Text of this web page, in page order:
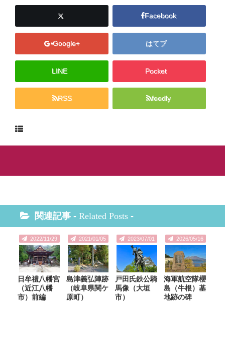
Facebook
Google+ はてブ
LINE Pocket
RSS feedly
関連記事 - Related Posts -
2022/11/29
日牟禮八幡宮
（近江八幡
市）前編
2021/01/05
島津義弘陣跡
（岐阜県関ケ
原町）
2023/07/01
戸田氏鉄公騎
馬像（大垣
市）
2026/05/16
海軍航空隊櫻
島（牛根）基
地跡の碑